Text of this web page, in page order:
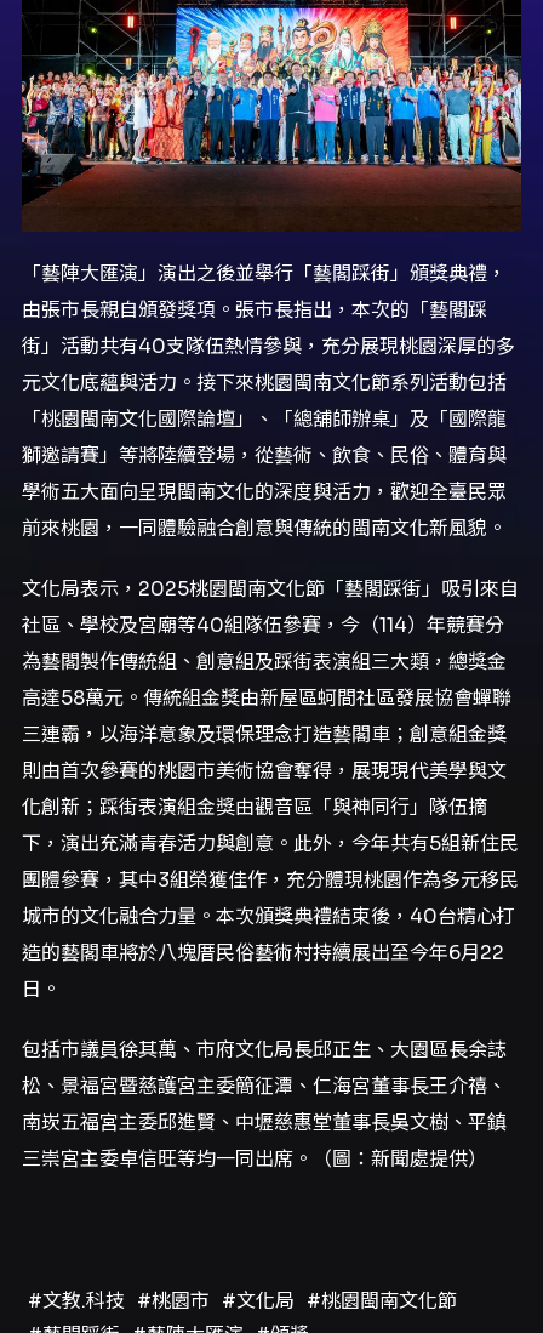
「藝陣大匯演」演出之後並舉行「藝閣踩街」頒獎典禮，
由張市長親自頒發獎項。張市長指出，本次的「藝閣踩
街」活動共有40支隊伍熱情參與，充分展現桃園深厚的多
元文化底蘊與活力。接下來桃園閩南文化節系列活動包括
「桃園閩南文化國際論壇」、「總舖師辦桌」及「國際龍
獅邀請賽」等將陸續登場，從藝術、飲食、民俗、體育與
學術五大面向呈現閩南文化的深度與活力，歡迎全臺民眾
前來桃園，一同體驗融合創意與傳統的閩南文化新風貌。
文化局表示，2025桃園閩南文化節「藝閣踩街」吸引來自
社區、學校及宮廟等40組隊伍參賽，今（114）年競賽分
為藝閣製作傳統組、創意組及踩街表演組三大類，總獎金
高達58萬元。傳統組金獎由新屋區蚵間社區發展協會蟬聯
三連霸，以海洋意象及環保理念打造藝閣車；創意組金獎
則由首次參賽的桃園市美術協會奪得，展現現代美學與文
化創新；踩街表演組金獎由觀音區「與神同行」隊伍摘
下，演出充滿青春活力與創意。此外，今年共有5組新住民
團體參賽，其中3組榮獲佳作，充分體現桃園作為多元移民
城市的文化融合力量。本次頒獎典禮結束後，40台精心打
造的藝閣車將於八塊厝民俗藝術村持續展出至今年6月22
日。
包括市議員徐其萬、市府文化局長邱正生、大園區長余誌
松、景福宮暨慈護宮主委簡征潭、仁海宮董事長王介禧、
南崁五福宮主委邱進賢、中壢慈惠堂董事長吳文樹、平鎮
三崇宮主委卓信旺等均一同出席。（圖：新聞處提供）
#文教.科技 #桃園市 #文化局 #桃園閩南文化節